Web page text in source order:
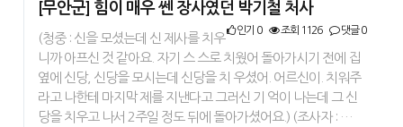
[무안군] 힘이 매우 쎈 장사였던 박기철 처사
인기 0 조회 1126 댓글 0
(청중 : 신을 모셨는데 신 제사를 치우
니까 아프신 것 같아요. 자기 스 스로 치웠어 돌아가시기 전에 집
옆에 신당, 신당을 모시는데 신당을 치 우셨어. 어르신이. 치워주
라고 나한테 마지막 제를 지낸다고 그러신 기 억이 나는데 그 신
당을 치우고 나서 2주일 정도 뒤에 돌아가셨어요.) (조사자 : …